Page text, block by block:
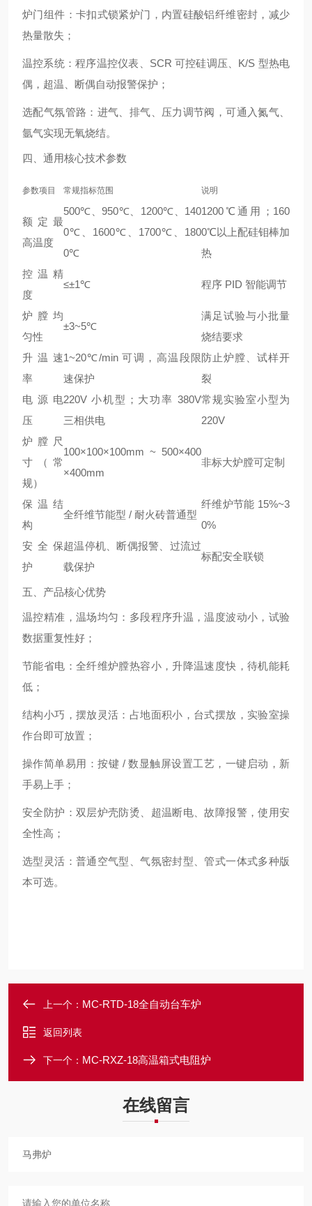
炉门组件 ：卡扣式锁紧炉门，内置硅酸铝纤维密封，减少
热量散失；
温控系统：程序温控仪表、SCR 可控硅调压、K/S 型热电
偶，超温、断偶自动报警保护；
选配气氛管路 ：进气、排气、压力调节阀，可通入氮气、
氩气实现无氧烧结。
四、通用核心技术参数
参数项目 常规指标范围 说明
额定最
高温度
500℃、950℃、1200℃、140
0℃、1600℃、1700℃、180
0℃
1200℃通用；160
0℃以上配硅钼棒加
热
控温精
度
≤±1℃ 程序 PID 智能调节
炉膛均
匀性
±3~5℃
满足试验与小批量
烧结要求
升温速
率
1~20℃/min 可调，高温段限
速保护
防止炉膛、试样开
裂
电源电
压
220V 小机型；大功率 380V
三相供电
常规实验室小型为
220V
炉膛尺
寸（常
规）
100×100×100mm ~ 500×400
×400mm
非标大炉膛可定制
保温结
构
全纤维节能型 / 耐火砖普通型
纤维炉节能 15%~3
0%
安全保
护
超温停机、断偶报警、过流过
载保护
标配安全联锁
五、产品核心优势
温控精准，温场均匀 ：多段程序升温，温度波动小，试验
数据重复性好；
节能省电 ：全纤维炉膛热容小，升降温速度快，待机能耗
低；
结构小巧，摆放灵活 ：占地面积小，台式摆放，实验室操
作台即可放置；
操作简单易用 ：按键 / 数显触屏设置工艺，一键启动，新
手易上手；
安全防护 ：双层炉壳防烫、超温断电、故障报警，使用安
全性高；
选型灵活 ：普通空气型、气氛密封型、管式一体式多种版
本可选。
上一个： MC-RTD-18全自动台车炉
返回列表
下一个： MC-RXZ-18高温箱式电阻炉
在线留言